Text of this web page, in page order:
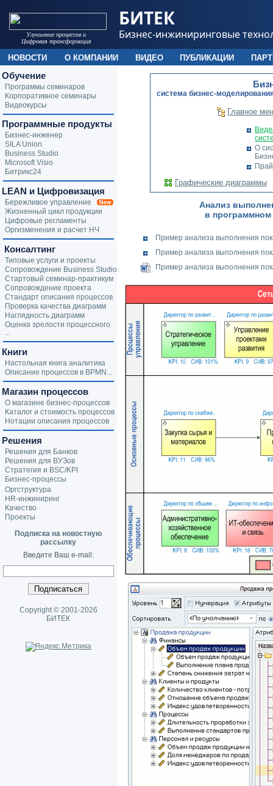
cистема бизнес-
Главное
О
Графические диаграммы
Анализ
в программном
Пример анализа выполнения
Пример анализа выполнения
Пример анализа выполнения
Обучение
Программы семинаров
Корпоративное семинары
Видеокурсы
Программные продукты
Бизнес-инженер
SILA Union
Business Studio
Microsoft Visio
Битрикс24
LEAN и Цифровизация
Бережливое управление
Жизненный цикл продукции
Цифровые регламенты
Оргизменения и расчет НЧ
Консалтинг
Типовые услуги и проекты
Сопровождение Business Studio
Стартовый семинар-практикум
Сопровождение проекта
Стандарт описания процессов
Проверка качества диаграмм
Наглядность диаграмм
Оценка зрелости процессного
...
Книги
Настольная книга аналитика
Описание процессов в BPMN...
Магазин процессов
О магазине бизнес-процессов
Каталог и стоимость процессов
Нотации описания процессов
Решения
Решения для Банков
Решения для ВУЗов
Стратегия и BSC/KPI
Бизнес-процессы
Оргструктура
HR-инжиниринг
Качество
Проекты
Подписка на новостную
рассылку
Введите Ваш e-mail:
Copyright © 2001-2026
БИТЕК
Улучшение процессов и
Цифровая трансформация
БИТЕК
Бизнес-инжиниринговые
НОВОСТИ О КОМПАНИИ ВИДЕО ПУБЛИКАЦИИ